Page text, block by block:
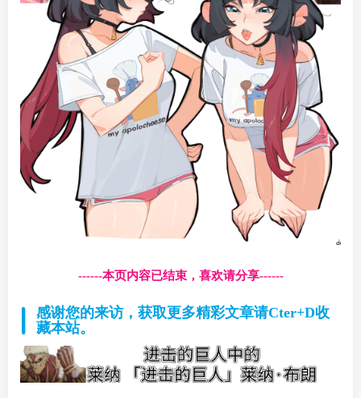
------本页内容已结束，喜欢请分享------
感谢您的来访，获取更多精彩文章请Cter+D收
藏本站。